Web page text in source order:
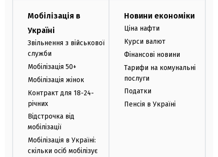
Мобілізація в
Україні
Звільнення з військової
служби
Мобілізація 50+
Мобілізація жінок
Контракт для 18-24-
річних
Відстрочка від
мобілізації
Мобілізація в Україні:
скільки осіб мобілізує
Новини економіки
Ціна нафти
Курси валют
Фінансові новини
Тарифи на комунальні
послуги
Податки
Пенсія в Україні